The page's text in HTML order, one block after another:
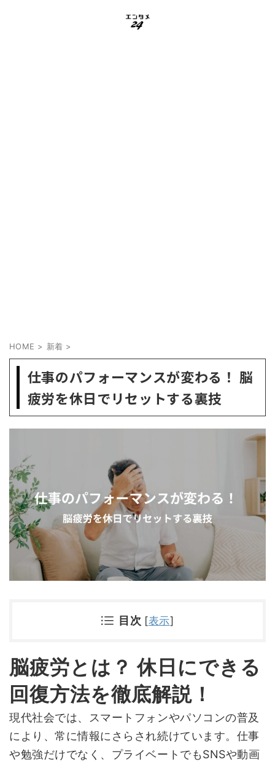
HOME > 新着 >
仕事のパフォーマンスが変わる！ 脳
疲労を休日でリセットする裏技
目次 [表示]
脳疲労とは？ 休日にできる
回復方法を徹底解説！
現代社会では、スマートフォンやパソコンの普及
により、常に情報にさらされ続けています。仕事
や勉強だけでなく、プライベートでもSNSや動画